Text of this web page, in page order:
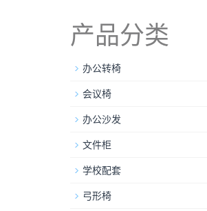
产品分类
办公转椅
会议椅
办公沙发
文件柜
学校配套
弓形椅